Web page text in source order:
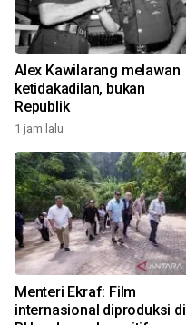
Alex Kawilarang melawan
ketidakadilan, bukan
Republik
1 jam lalu
Menteri Ekraf: Film
internasional diproduksi di